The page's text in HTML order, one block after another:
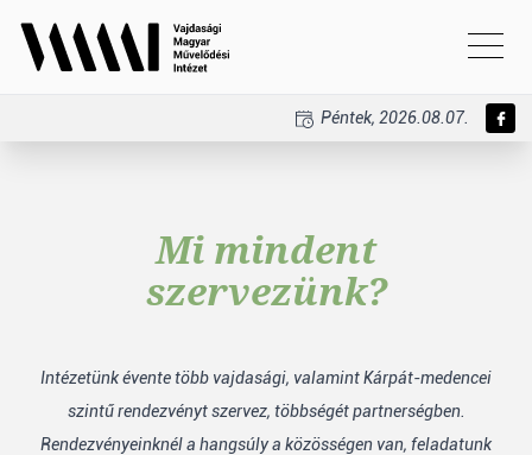
Péntek, 2026.08.07.
Mi mindent
szervezünk?
Intézetünk évente több vajdasági, valamint Kárpát-medencei
szintű rendezvényt szervez, többségét partnerségben.
Rendezvényeinknél a hangsúly a közösségen van, feladatunk